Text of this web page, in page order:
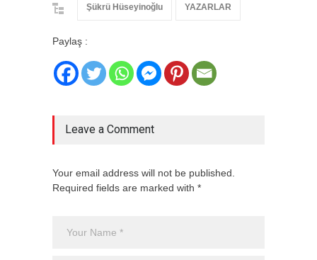
Şükrü Hüseyinoğlu YAZARLAR
Paylaş :
Leave a Comment
Your email address will not be published.
Required fields are marked with *